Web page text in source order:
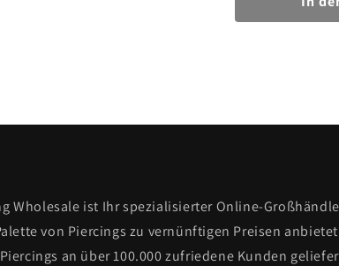
Wholesale ist Ihr spezialisierter Online-
von Piercings zu vernünftigen Preisen
an über 100.000 zufriedene Kunden